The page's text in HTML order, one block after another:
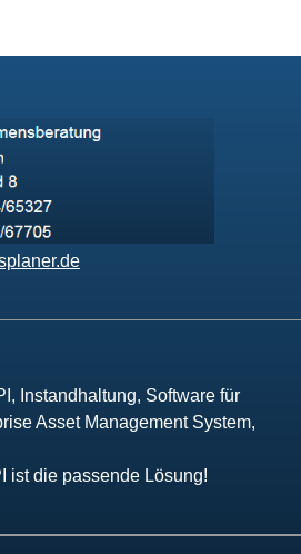
Instandhaltung, Software für
Asset Management System,
ist die passende Lösung!